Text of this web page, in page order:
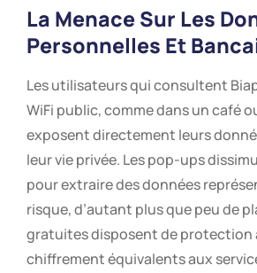
La Menace Sur Les
Personnelles Et
Les utilisateurs qui consultent
WiFi public, comme dans un café
exposent directement leurs
leur vie privée. Les pop-ups
pour extraire des données
risque, d’autant plus que peu de
gratuites disposent de protection
chiffrement équivalents aux